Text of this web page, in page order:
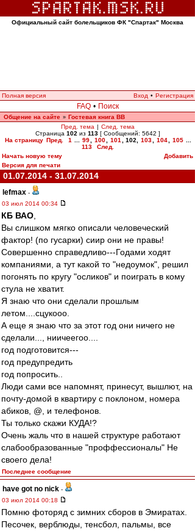
Официальный сайт болельщиков ФК "Спартак" Москва
Полная версия Вход • Регистрация
FAQ • Поиск
Общение на сайте » Гостевая книга ВВ
Пред. тема | След. тема
Страница 102 из 113[ Сообщений: 5642 ]
На страницу Пред. 1 99 100 101 102 103 104 105
113
След.
Начать новую тему
Добавить
Версия для печати
01.07.2014 - 31.07.2014
lefmax -
03 июл 2014 00:34
КБ ВАО
Вы слишком мягко описали человеческий
фактор! (по гусарки) сиир они не правы!
Совершенно справедливо---Годами ходят
компаниями, а тут какой то "недоумок", решил
погонять по кругу "осликов" и поиграть в кому
стула не хватит.
Я знаю что они сделали прошлым
летом....сцукооо.
А еще я знаю что за этот год они ничего не
сделали..., ниичеегоо....
год подготовится---
год предупредить
год попросить..
Люди сами все напомнят, принесут, вышлют, на
почту-домой в квартиру с поклоном, номера
абиков, @, и телефонов.
Ты только скажи КУДА!?
Очень жаль что в нашей структуре работают
слабообразованные "проффессионалы" Не
своего дела!
Последнее сообщение
have got no nick -
03 июл 2014 00:18
Помню фоторяд с зимних сборов в Эмиратах.
Песочек, верблюды, тенсбол, пальмы, все